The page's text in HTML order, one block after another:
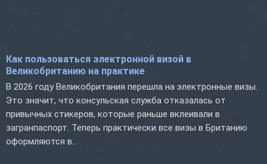
Как пользоваться электронной визой в
Великобританию на практике
В 2026 году Великобритания перешла на электронные визы.
Это значит, что консульская служба отказалась от
привычных стикеров, которые раньше вклеивали в
загранпаспорт. Теперь практически все визы в Британию
оформляются в...